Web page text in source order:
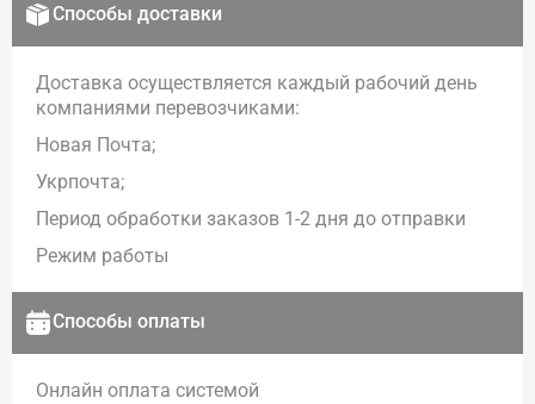
Способы доставки
Доставка осуществляется каждый рабочий день
компаниями перевозчиками:
Новая Почта;
Укрпочта;
Период обработки заказов 1-2 дня до отправки
Режим работы
Способы оплаты
Онлайн оплата системой